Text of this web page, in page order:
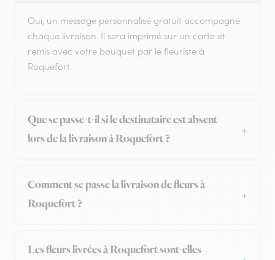
Oui, un message personnalisé gratuit accompagne
chaque livraison. Il sera imprimé sur un carte et
remis avec votre bouquet par le fleuriste à
Roquefort.
Que se passe-t-il si le destinataire est absent
lors de la livraison à Roquefort ?
Comment se passe la livraison de fleurs à
Roquefort ?
Les fleurs livrées à Roquefort sont-elles